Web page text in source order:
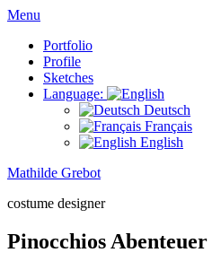
Menu
Portfolio
Profile
Sketches
Language:
Deutsch
Français
English
Mathilde Grebot
costume designer
Pinocchios Abenteuer